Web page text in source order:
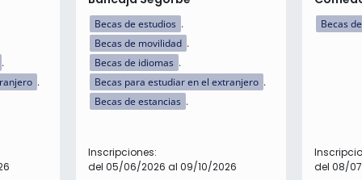
Becas de estudios
Becas de movilidad
Becas de idiomas
Becas para estudiar en el extranjero
Becas de estancias
Inscripciones:
del 05/06/2026 al 09/10/2026
Becas
del 08/